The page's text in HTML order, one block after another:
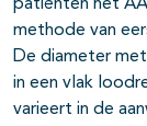
patiënten het
methode van
De diameter
in een vlak
varieert in de